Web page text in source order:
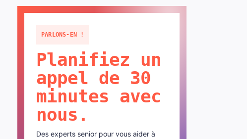
PARLONS-EN !
Planifiez un
appel de 30
minutes avec
nous.
Des experts senior pour vous aider à